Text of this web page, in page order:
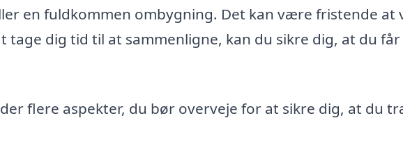
en fuldkommen ombygning. Det kan være fristende at
tage dig tid til at sammenligne, kan du sikre dig, at du
flere aspekter, du bør overveje for at sikre dig, at du